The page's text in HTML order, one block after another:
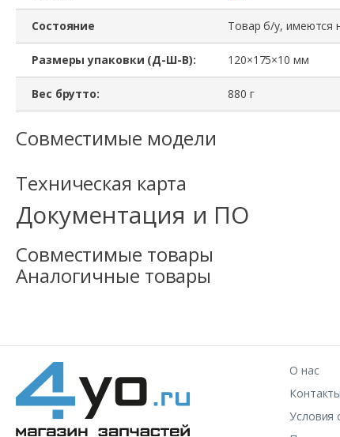
Состояние Товар б/у, имеются
Размеры упаковки (Д-Ш-В): 120×175×10 мм
Вес брутто: 880 г
Совместимые модели
Техническая карта
Документация и ПО
Совместимые товары
Аналогичные товары
О нас
Контакты
Условия